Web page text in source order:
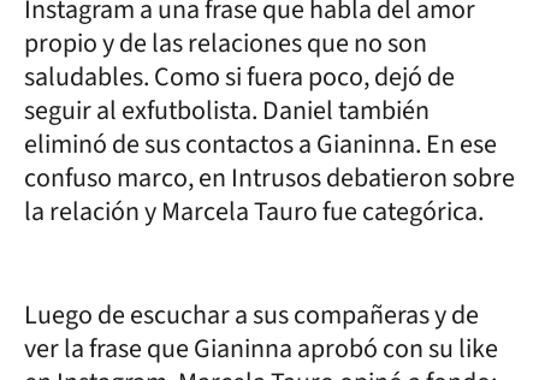
Instagram a una frase que habla del amor
propio y de las relaciones que no son
saludables. Como si fuera poco, dejó de
seguir al exfutbolista. Daniel también
eliminó de sus contactos a Gianinna. En ese
confuso marco, en Intrusos debatieron sobre
la relación y Marcela Tauro fue categórica.
Luego de escuchar a sus compañeras y de
ver la frase que Gianinna aprobó con su like